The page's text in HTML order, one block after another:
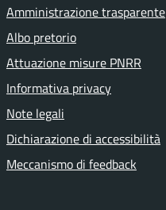
Amministrazione trasparente
Albo pretorio
Attuazione misure PNRR
Informativa privacy
Note legali
Dichiarazione di accessibilità
Meccanismo di feedback